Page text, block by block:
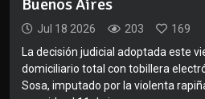
Buenos Aires
Jul 18 2026 203
169
La decisión judicial adoptada este
domiciliario total con tobillera
Sosa, imputado por la violenta